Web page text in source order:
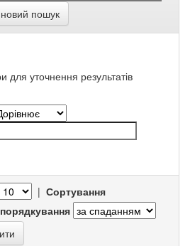
пошук
для уточнення результатів
| Сортування